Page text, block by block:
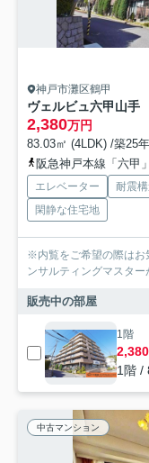
神戸市灘区鶴甲
ヴェルビュ六甲山手
2,380万円
83.03㎡ (4LDK) /築25
阪急神戸本線「六甲
エレベーター 耐震
閑静な住宅地
※内覧をご希望の際はお気軽にご連
ンサルティングマスタ
販売中の部屋
1階
1階 /
中古マンション